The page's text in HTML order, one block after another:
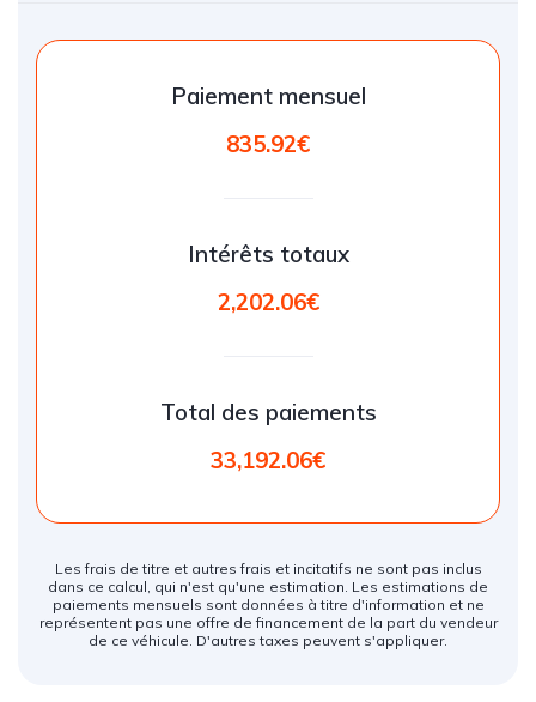
Paiement mensuel
835.92€
Intérêts totaux
2,202.06€
Total des paiements
33,192.06€
Les frais de titre et autres frais et incitatifs ne sont pas inclus
dans ce calcul, qui n'est qu'une estimation. Les estimations de
paiements mensuels sont données à titre d'information et ne
représentent pas une offre de financement de la part du vendeur
de ce véhicule. D'autres taxes peuvent s'appliquer.